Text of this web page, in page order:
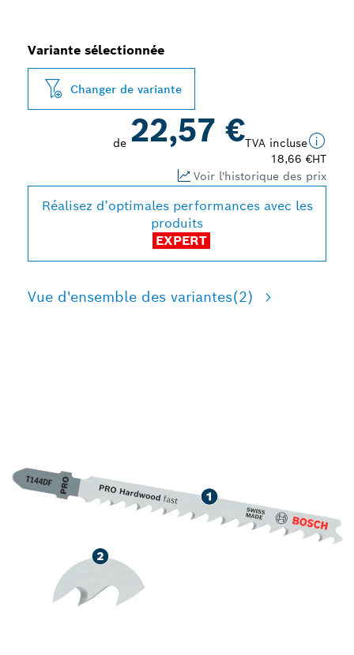
Variante sélectionnée
Changer de variante
de 22,57 €TVA incluse
18,66 €HT
Voir l'historique des prix
Réalisez d’optimales performances avec les
produits
EXPERT
Vue d'ensemble des variantes(2)